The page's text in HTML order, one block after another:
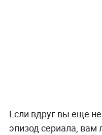
Если вдруг вы ещё
эпизод сериала,